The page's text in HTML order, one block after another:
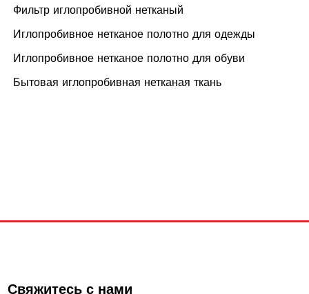
Фильтр иглопробивной нетканый
Иглопробивное нетканое полотно для одежды
Иглопробивное нетканое полотно для обуви
Бытовая иглопробивная нетканая ткань